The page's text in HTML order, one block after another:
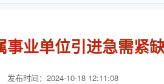
事业单位引进急需紧
发布时间：2024-10-18 12:11:08